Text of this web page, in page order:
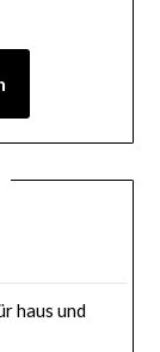
haus und